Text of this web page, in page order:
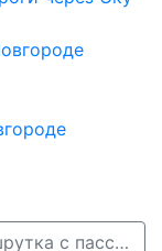
Маршрутка с пассажирами влетела в столб в Нижнем Новгороде →